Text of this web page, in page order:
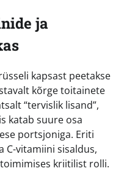
ja
kapsast peetakse
kõrge toitainete
“tervislik lisand”,
katab suure osa
portsjoniga. Eriti
C-vitamiini sisaldus,
kriitilist rolli.